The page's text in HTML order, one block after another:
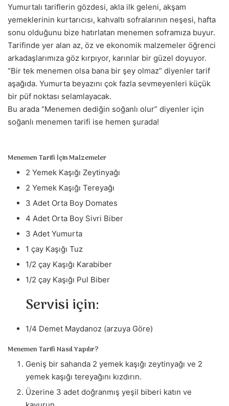
d
e
r
Yumurtalı tariflerin gözdesi, akla ilk geleni, akşam
yemeklerinin kurtarıcısı, kahvaltı sofralarının neşesi, hafta
sonu olduğunu bize hatırlatan menemen soframıza buyur.
Tarifinde yer alan az, öz ve ekonomik malzemeler öğrenci
arkadaşlarımıza göz kırpıyor, karınlar bir güzel doyuyor.
“Bir tek menemen olsa bana bir şey olmaz” diyenler tarif
aşağıda. Yumurta beyazını çok fazla sevmeyenleri küçük
bir püf noktası selamlayacak.
Bu arada “Menemen dediğin soğanlı olur” diyenler için
soğanlı menemen tarifi ise hemen şurada!
Menemen Tarifi İçin Malzemeler
2 Yemek Kaşığı Zeytinyağı
2 Yemek Kaşığı Tereyağı
3 Adet Orta Boy Domates
4 Adet Orta Boy Sivri Biber
3 Adet Yumurta
1 çay Kaşığı Tuz
1/2 çay Kaşığı Karabiber
1/2 çay Kaşığı Pul Biber
Servisi için:
1/4 Demet Maydanoz (arzuya Göre)
Menemen Tarifi Nasıl Yapılır?
Geniş bir sahanda 2 yemek kaşığı zeytinyağı ve 2
yemek kaşığı tereyağını kızdırın.
Üzerine 3 adet doğranmış yeşil biberi katın ve